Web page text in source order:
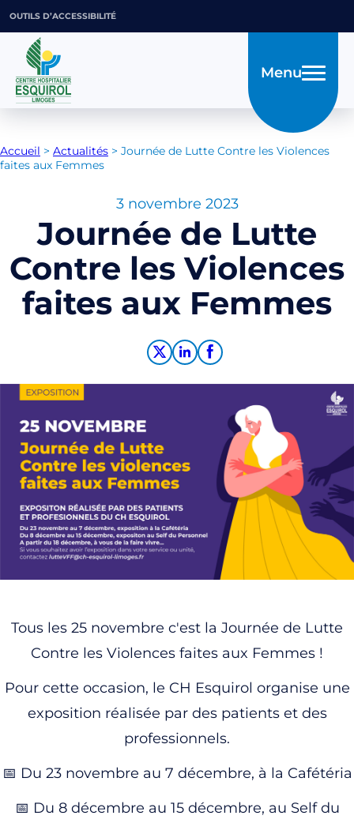
OUTILS D’ACCESSIBILITÉ
Menu
Accueil > Actualités > Journée de Lutte Contre les Violences
faites aux Femmes
3 novembre 2023
Journée de Lutte
Contre les Violences
faites aux Femmes
Tous les 25 novembre c'est la Journée de Lutte
Contre les Violences faites aux Femmes !
Pour cette occasion, le CH Esquirol organise une
exposition réalisée par des patients et des
professionnels.
📅 Du 23 novembre au 7 décembre, à la Cafétéria
📅 Du 8 décembre au 15 décembre, au Self du